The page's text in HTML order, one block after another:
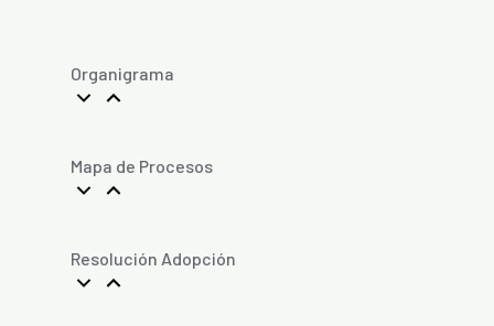
Organigrama
Mapa de Procesos
Resolución Adopción